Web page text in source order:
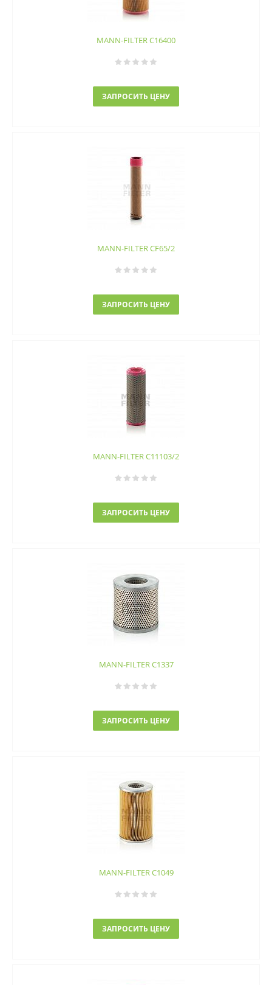
MANN-FILTER C16400
ЗАПРОСИТЬ ЦЕНУ
MANN-FILTER CF65/2
ЗАПРОСИТЬ ЦЕНУ
MANN-FILTER C11103/2
ЗАПРОСИТЬ ЦЕНУ
MANN-FILTER C1337
ЗАПРОСИТЬ ЦЕНУ
MANN-FILTER C1049
ЗАПРОСИТЬ ЦЕНУ